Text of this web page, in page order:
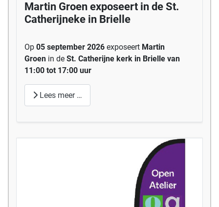
Martin Groen exposeert in de St.
Catherijneke in Brielle
Op 05 september 2026 exposeert Martin
Groen in de St. Catherijne kerk in Brielle van
11:00 tot 17:00 uur
Lees meer …